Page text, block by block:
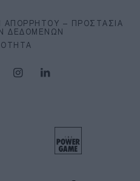
ΑΠΟΡΡΉΤΟΥ – ΠΡΟΣΤΑΣΊΑ
ΔΕΔΟΜΈΝΩΝ